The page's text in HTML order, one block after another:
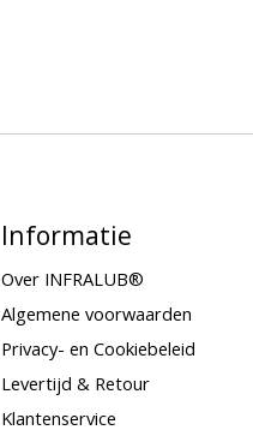
Informatie
Over INFRALUB®
Algemene voorwaarden
Privacy- en Cookiebeleid
Levertijd & Retour
Klantenservice